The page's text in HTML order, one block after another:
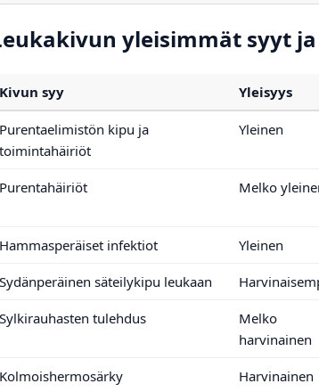
yleisimmät syyt
Kivun syy Yleisyys
Purentaelimistön kipu ja
toimintahäiriöt
Yleinen
Purentahäiriöt Melko
Hammasperäiset infektiot Yleinen
Sydänperäinen säteilykipu leukaan
Sylkirauhasten tulehdus
Melko
harvinainen
Kolmoishermosärky Harvinainen